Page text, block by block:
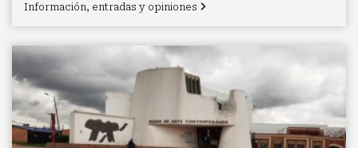
Información, entradas y opiniones